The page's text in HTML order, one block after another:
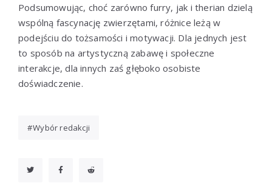
Podsumowując, choć zarówno furry, jak i therian dzielą
wspólną fascynację zwierzętami, różnice leżą w
podejściu do tożsamości i motywacji. Dla jednych jest
to sposób na artystyczną zabawę i społeczne
interakcje, dla innych zaś głęboko osobiste
doświadczenie.
Wybór redakcji